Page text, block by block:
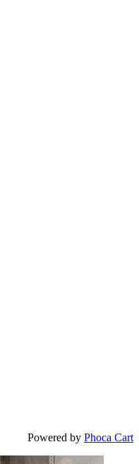
Powered by Phoca Cart